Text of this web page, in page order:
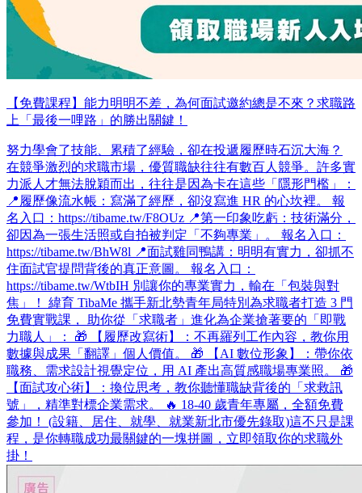
【免費課程】能力明明不差，為何面試邀約總是不來？求職路
上「最後一哩路」的勝出關鍵！
努力學會了技能、累積了經驗，卻在投遞履歷時石沉大海？
在競爭激烈的求職市場，優質職缺往往有數百人競爭。許多實
力派人才無法脫穎而出，往往是因為卡在這些「隱形門檻」：
📍履歷像流水帳：寫滿了經歷，卻沒寫進 HR 的心坎裡。 報
名入口：https://tibame.tw/F8OUz 📍第一印象吃虧：技術滿分，
卻因為一張生活照或自拍被判定「不夠專業」。 報名入口：
https://tibame.tw/BhW8l 📍面試雞同鴨講：明明有實力，卻抓不
住面試官提問背後的真正意圖。 報名入口：
https://tibame.tw/WtbIH 別讓你的專業實力，輸在「包裝與對
焦」！ 緯育 TibaMe 攜手新北勢青年局特別為求職者打造 3 門
免費實戰課， 助你從「求職者」進化為企業搶著要的「即戰
力職人」： 🎁 【履歷改寫術】：不再羅列工作內容，教你用
數據與成果「翻譯」個人價值。 🎁 【AI 數位形象】：帶你依
職務、需求設計視覺定位，用 AI 產出高質感職場專業照。 🎁
【面試攻心術】：換位思考，教你聽懂職缺背後的「求救訊
號」，精準對標企業需求。 🔥 18-40 歲青年專屬，全額免費
參加！ (設籍、居住、就學、就業新北市優先錄取)​ 這不只是課
程，是你轉職成功最關鍵的一塊拼圖，立即領取你的求職外
掛！